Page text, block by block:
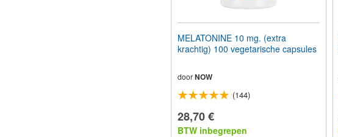
MELATONINE 10 mg. (extra
krachtig) 100 vegetarische capsules
doorNOW
(144)
28,70 €
BTW inbegrepen